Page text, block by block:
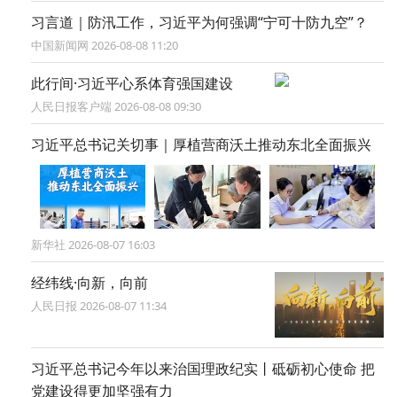
习言道｜防汛工作，习近平为何强调“宁可十防九空”？
中国新闻网 2026-08-08 11:20
此行间·习近平心系体育强国建设
人民日报客户端 2026-08-08 09:30
习近平总书记关切事｜厚植营商沃土推动东北全面振兴
新华社 2026-08-07 16:03
经纬线·向新，向前
人民日报 2026-08-07 11:34
习近平总书记今年以来治国理政纪实丨砥砺初心使命 把
党建设得更加坚强有力